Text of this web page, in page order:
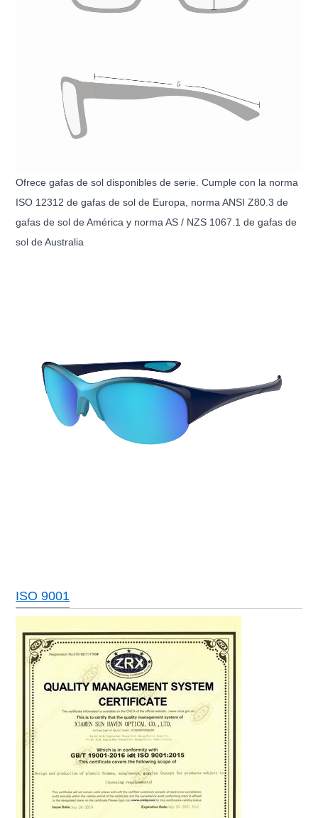
Ofrece gafas de sol disponibles de serie. Cumple con la norma
ISO 12312 de gafas de sol de Europa, norma ANSI Z80.3 de
gafas de sol de América y norma AS / NZS 1067.1 de gafas de
sol de Australia
ISO 9001